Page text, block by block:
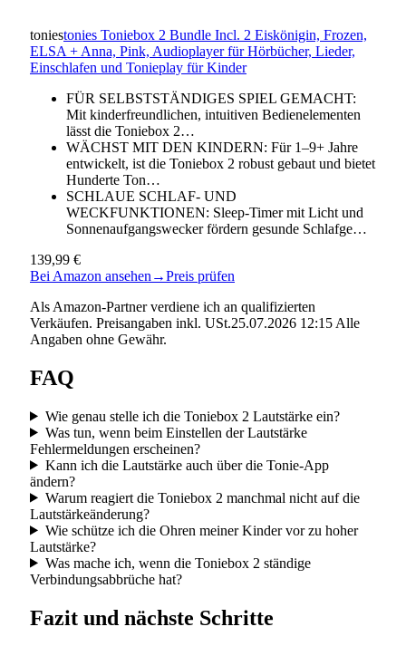
toniestonies Toniebox 2 Bundle Incl. 2 Eiskönigin, Frozen,
ELSA + Anna, Pink, Audioplayer für Hörbücher, Lieder,
Einschlafen und Tonieplay für Kinder
FÜR SELBSTSTÄNDIGES SPIEL GEMACHT:
Mit kinderfreundlichen, intuitiven Bedienelementen
lässt die Toniebox 2…
WÄCHST MIT DEN KINDERN: Für 1–9+ Jahre
entwickelt, ist die Toniebox 2 robust gebaut und bietet
Hunderte Ton…
SCHLAUE SCHLAF- UND
WECKFUNKTIONEN: Sleep-Timer mit Licht und
Sonnenaufgangswecker fördern gesunde Schlafge…
139,99 €
Bei Amazon ansehen →Preis prüfen
Als Amazon-Partner verdiene ich an qualifizierten
Verkäufen. Preisangaben inkl. USt.25.07.2026 12:15 Alle
Angaben ohne Gewähr.
FAQ
Wie genau stelle ich die Toniebox 2 Lautstärke ein?
Was tun, wenn beim Einstellen der Lautstärke
Fehlermeldungen erscheinen?
Kann ich die Lautstärke auch über die Tonie-App
ändern?
Warum reagiert die Toniebox 2 manchmal nicht auf die
Lautstärkeänderung?
Wie schütze ich die Ohren meiner Kinder vor zu hoher
Lautstärke?
Was mache ich, wenn die Toniebox 2 ständige
Verbindungsabbrüche hat?
Fazit und nächste Schritte